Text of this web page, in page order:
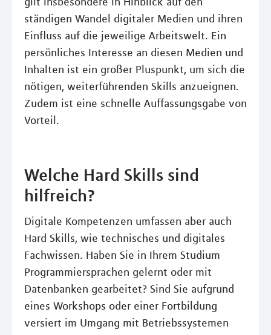
ständigen Wandel digitaler Medien und ihren
Einfluss auf die jeweilige Arbeitswelt. Ein
persönliches Interesse an diesen Medien und
Inhalten ist ein großer Pluspunkt, um sich die
nötigen, weiterführenden Skills anzueignen.
Zudem ist eine schnelle Auffassungsgabe von
Vorteil.
Welche Hard Skills sind
hilfreich?
Digitale Kompetenzen umfassen aber auch
Hard Skills, wie technisches und digitales
Fachwissen. Haben Sie in Ihrem Studium
Programmiersprachen gelernt oder mit
Datenbanken gearbeitet? Sind Sie aufgrund
eines Workshops oder einer Fortbildung
versiert im Umgang mit Betriebssystemen